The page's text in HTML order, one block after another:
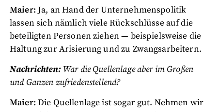
Maier: Ja, an Hand der Unternehmenspolitik
lassen sich nämlich viele Rückschlüsse auf die
beteiligten Personen ziehen — beispielsweise die
Haltung zur Arisierung und zu Zwangsarbeitern.
Nachrichten: War die Quellenlage aber im Großen
und Ganzen zufriedenstellend?
Maier: Die Quellenlage ist sogar gut. Nehmen wir